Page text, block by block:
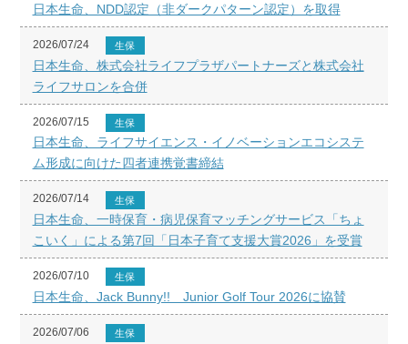
日本生命、NDD認定（非ダークパターン認定）を取得
2026/07/24 生保
日本生命、株式会社ライフプラザパートナーズと株式会社
ライフサロンを合併
2026/07/15 生保
日本生命、ライフサイエンス・イノベーションエコシステ
ム形成に向けた四者連携覚書締結
2026/07/14 生保
日本生命、一時保育・病児保育マッチングサービス「ちょ
こいく」による第7回「日本子育て支援大賞2026」を受賞
2026/07/10 生保
日本生命、Jack Bunny!! Junior Golf Tour 2026に協賛
2026/07/06 生保